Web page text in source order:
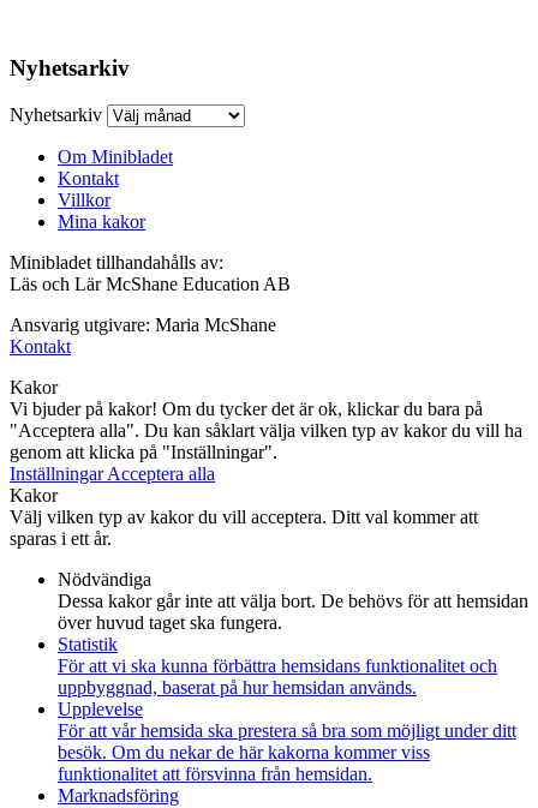
Nyhetsarkiv
Nyhetsarkiv
Om Minibladet
Kontakt
Villkor
Mina kakor
Minibladet tillhandahålls av:
Läs och Lär McShane Education AB
Ansvarig utgivare: Maria McShane
Kontakt
Kakor
Vi bjuder på kakor! Om du tycker det är ok, klickar du bara på
"Acceptera alla". Du kan såklart välja vilken typ av kakor du vill ha
genom att klicka på "Inställningar".
InställningarAcceptera alla
Kakor
Välj vilken typ av kakor du vill acceptera. Ditt val kommer att
sparas i ett år.
Nödvändiga
Dessa kakor går inte att välja bort. De behövs för att hemsidan
över huvud taget ska fungera.
Statistik
För att vi ska kunna förbättra hemsidans funktionalitet och
uppbyggnad, baserat på hur hemsidan används.
Upplevelse
För att vår hemsida ska prestera så bra som möjligt under ditt
besök. Om du nekar de här kakorna kommer viss
funktionalitet att försvinna från hemsidan.
Marknadsföring